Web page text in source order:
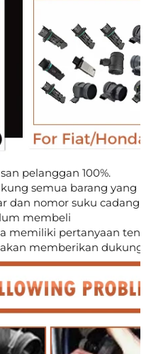
pelanggan 100%.
semua barang yang
dan nomor suku cadang
membeli
memiliki pertanyaan
memberikan